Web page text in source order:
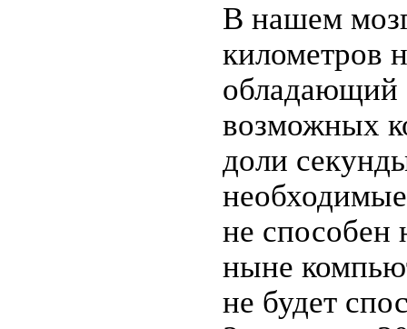
В нашем
километров
обладающий
возможных
доли
не
ныне
не будет